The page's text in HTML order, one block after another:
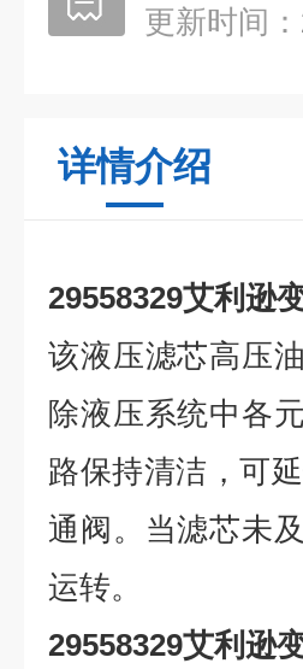
更新时间：
详情介绍
29558329艾利逊
该液压滤芯高压
除液压系统中各
路保持清洁，可
通阀。当滤芯未
运转。
29558329艾利逊